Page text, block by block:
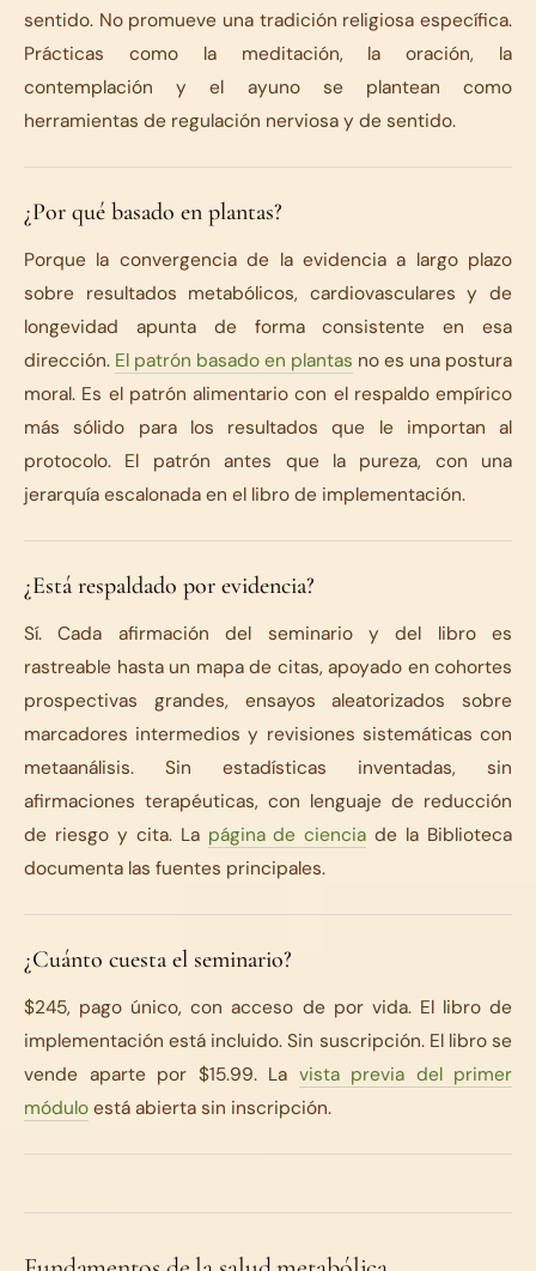
sentido. No promueve una tradición religiosa específica.
Prácticas como la meditación, la oración, la
contemplación y el ayuno se plantean como
herramientas de regulación nerviosa y de sentido.
¿Por qué basado en plantas?
Porque la convergencia de la evidencia a largo plazo
sobre resultados metabólicos, cardiovasculares y de
longevidad apunta de forma consistente en esa
dirección. El patrón basado en plantas no es una postura
moral. Es el patrón alimentario con el respaldo empírico
más sólido para los resultados que le importan al
protocolo. El patrón antes que la pureza, con una
jerarquía escalonada en el libro de implementación.
¿Está respaldado por evidencia?
Sí. Cada afirmación del seminario y del libro es
rastreable hasta un mapa de citas, apoyado en cohortes
prospectivas grandes, ensayos aleatorizados sobre
marcadores intermedios y revisiones sistemáticas con
metaanálisis. Sin estadísticas inventadas, sin
afirmaciones terapéuticas, con lenguaje de reducción
de riesgo y cita. La página de ciencia de la Biblioteca
documenta las fuentes principales.
¿Cuánto cuesta el seminario?
$245, pago único, con acceso de por vida. El libro de
implementación está incluido. Sin suscripción. El libro se
vende aparte por $15.99. La vista previa del primer
módulo está abierta sin inscripción.